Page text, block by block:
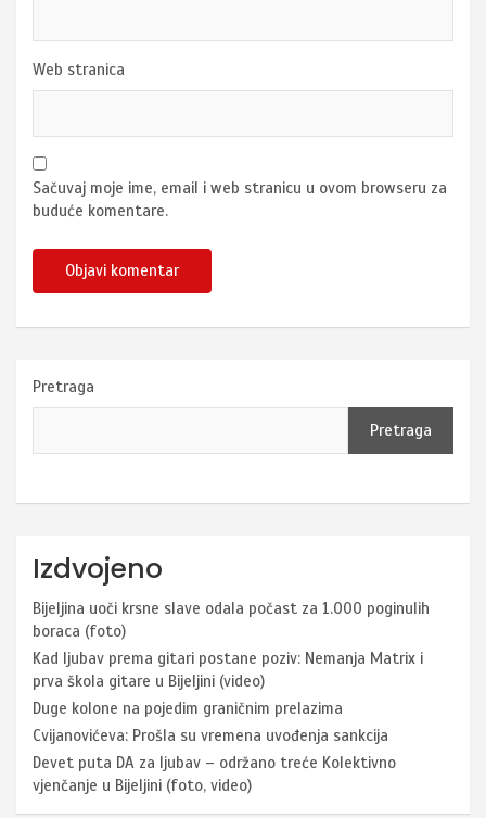
Web stranica
Sačuvaj moje ime, email i web stranicu u ovom browseru za
buduće komentare.
Pretraga
Pretraga
Izdvojeno
Bijeljina uoči krsne slave odala počast za 1.000 poginulih
boraca (foto)
Kad ljubav prema gitari postane poziv: Nemanja Matrix i
prva škola gitare u Bijeljini (video)
Duge kolone na pojedim graničnim prelazima
Cvijanovićeva: Prošla su vremena uvođenja sankcija
Devet puta DA za ljubav – održano treće Kolektivno
vjenčanje u Bijeljini (foto, video)